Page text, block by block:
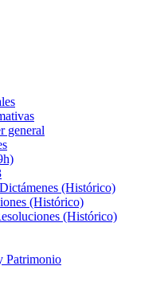
general
(Histórico)
(Histórico)
(Histórico)
Patrimonio